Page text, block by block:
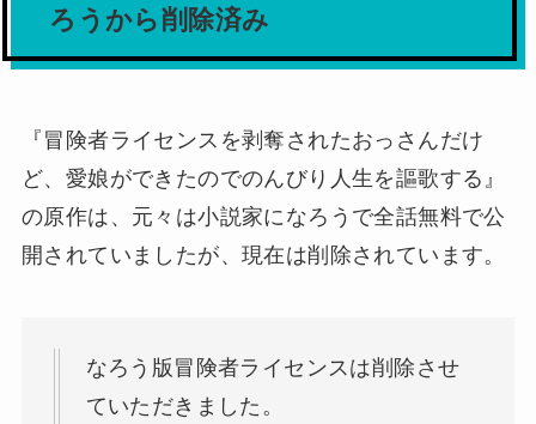
ろうから削除済み
『冒険者ライセンスを剥奪されたおっさんだけ
ど、愛娘ができたのでのんびり人生を謳歌する』
の原作は、元々は小説家になろうで全話無料で公
開されていましたが、現在は削除されています。
なろう版冒険者ライセンスは削除させ
ていただきました。